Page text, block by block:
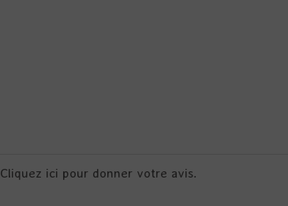
Cliquez ici pour donner votre avis.